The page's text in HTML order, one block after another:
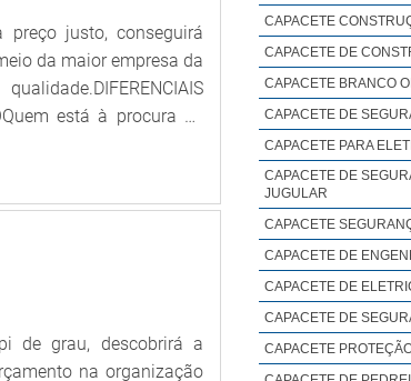
justo, conseguirá
da maior empresa da
está à procura de
o site da Mazzo
pública e sapato epi,
de grau, descobrirá a
na organização
CAPACETE
CAPACETE DE
CAPACETE BRANCO
CAPACETE DE
CAPACETE PARA
CAPACETE DE
JUGULAR
CAPACETE
CAPACETE DE
CAPACETE DE
CAPACETE DE
CAPACETE